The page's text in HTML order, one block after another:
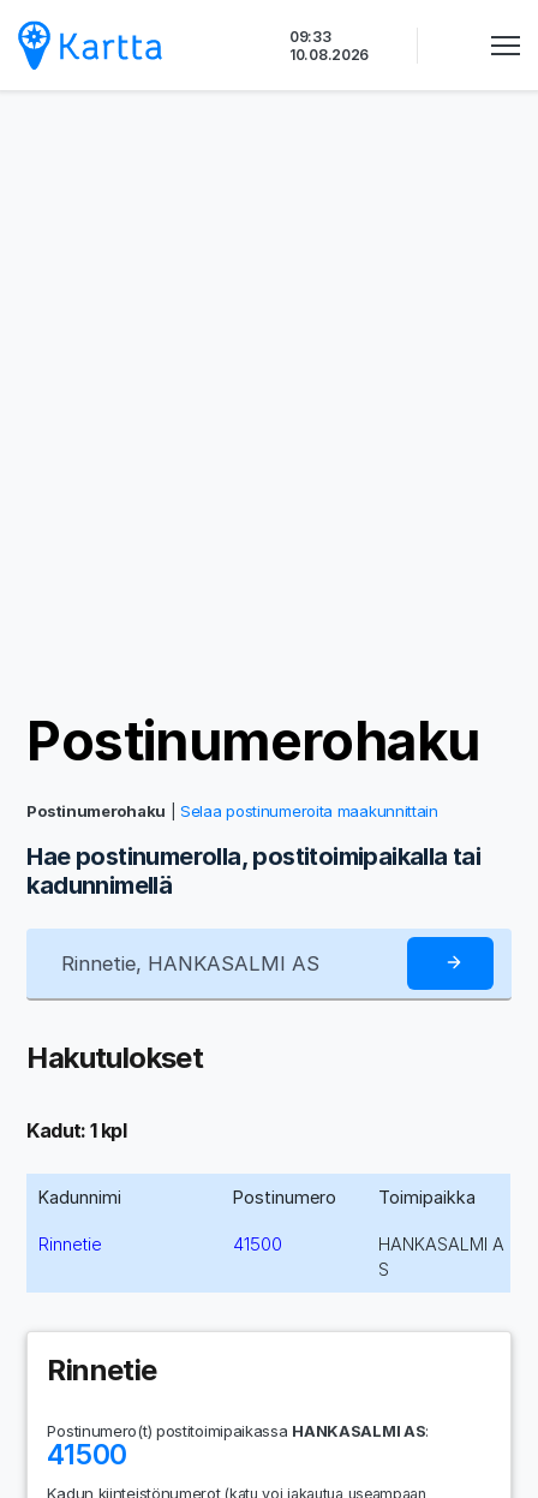
sisältöön
09:33
10.08.2026
Postinumerohaku
Postinumerohaku |Selaa postinumeroita maakunnittain
Hae postinumerolla, postitoimipaikalla tai
kadunnimellä
Hakutulokset
Kadut: 1 kpl
Kadunnimi Postinumero Toimipaikka
Rinnetie 41500
HANKASALMI A
S
Rinnetie
Postinumero(t) postitoimipaikassa HANKASALMI AS:
41500
Kadun kiinteistönumerot(katu voi jakautua useampaan